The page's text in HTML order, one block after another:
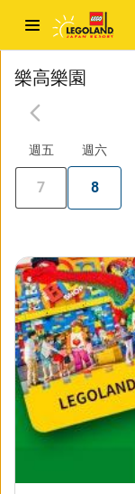
樂高樂園
週五 週六
7 8